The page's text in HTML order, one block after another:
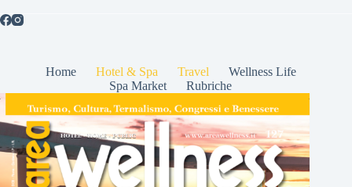
Home Hotel & Spa Travel
Wellness Life
Spa Market
Rubriche